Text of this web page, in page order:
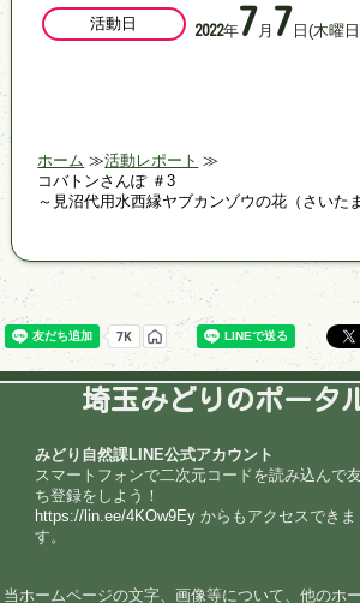
活動日 2022年7 月 7 日(木曜
ホーム
活動レポート
コバトンさんぽ ＃3
～見沼代用水西縁ヤブカンゾウの花（さいた
埼玉みどりのポータ
みどり自然課LINE公式アカウント
スマートフォンで二次元コードを読み込んで
ち登録をしよう！
https://lin.ee/4KOw9Ey からもアクセスできま
す。
当ホームページの文字、画像等について、他のホ